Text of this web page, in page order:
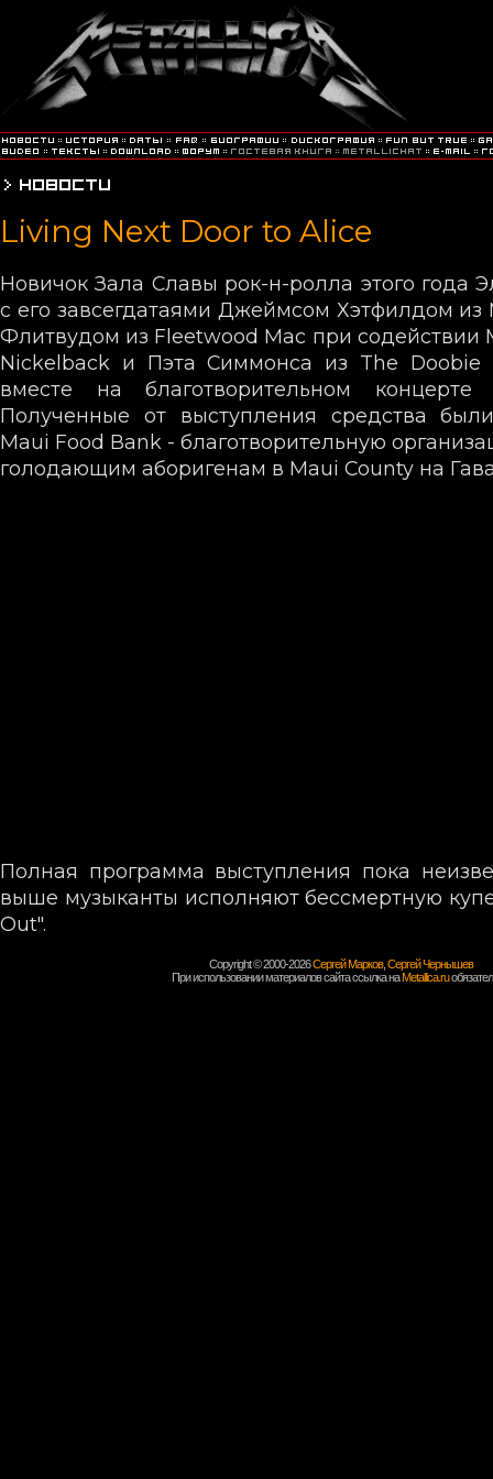
Living Next Door to Alice
Новичок Зала Славы рок-н-ролла этого года
с его завсегдатаями Джеймсом Хэтфилдом
Флитвудом из Fleetwood Mac при содействии
Nickelback и Пэта Симмонса из The Doobie
вместе на благотворительном
Полученные от выступления средства
Maui Food Bank - благотворительную
голодающим аборигенам в Maui County на
Полная программа выступления пока
выше музыканты исполняют бессмертную
Out".
Copyright © 2000-2026Сергей Марков, Сергей Чернышев
При использовании материалов сайта ссылка наMetallica.ru